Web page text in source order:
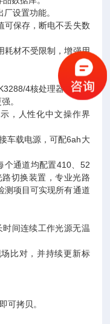
设置功能。
可保存，断电不丢失数
耗材不受限制，增强用
4核处理器，主频
。
，人性化中文操作界
车载电源，可配6ah大
个通道均配置410、52
切换装置，专业光路
测项目可实现所有通道
间连续工作光源无温
比对，并持续更新标
可拷贝。